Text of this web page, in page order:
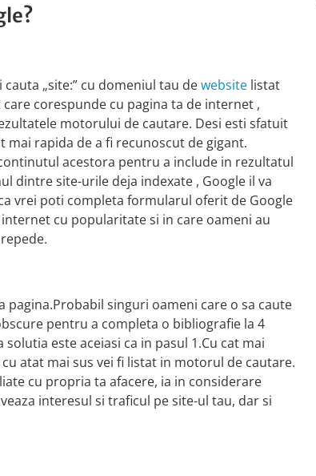
„site:” cu domeniul tau dewebsite listat
corespunde cu pagina ta de internet ,
motorului de cautare. Desi esti sfatuit
rapida de a fi recunoscut de gigant.
acestora pentru a include in rezultatul
dintre site-urile deja indexate , Google il va
vrei poti completa formularul oferit de Google
cu popularitate si in care oameni au
singuri oameni care o sa caute
pentru a completa o bibliografie la 4
este aceiasi ca in pasul 1.Cu cat mai
atat mai sus vei fi listat in motorul de cautare.
cu propria ta afacere, ia in considerare
interesul si traficul pe site-ul tau, dar si